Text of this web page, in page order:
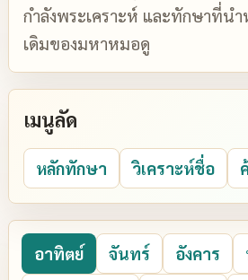
กำลังพระเคราะห์ และทักษาที่น
เดิมของมหาหมอดู
เมนูลัด
หลักทักษา วิเคราะห์ชื่อ
อาทิตย์ จันทร์ อังคาร